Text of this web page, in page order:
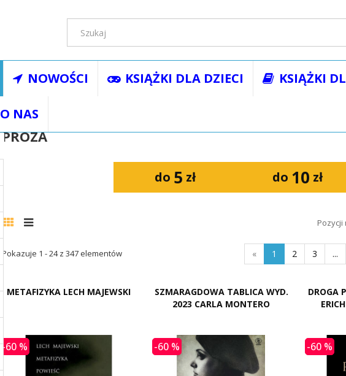
NOWOŚCI KSIĄŻKI DLA DZIECI KSIĄŻKI
O NASStrona główna
PROZA
do 5 zł do 10 zł
Pozycji
« 1 2 3 ...
Pokazuje 1 - 24 z 347 elementów
METAFIZYKA LECH MAJEWSKI
-60 %
SZMARAGDOWA TABLICA WYD.
2023 CARLA MONTERO
-60 %
DROGA
-60 %